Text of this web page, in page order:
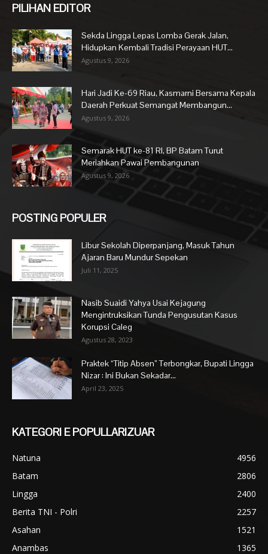
PILIHAN EDITOR
Sekda Lingga Lepas Lomba Gerak Jalan,
Hidupkan Kembali Tradisi Perayaan HUT...
Agustus 9, 2026
Hari Jadi Ke-69 Riau, Kasmarni Bersama Kepala
Daerah Perkuat Semangat Membangun...
Agustus 9, 2026
Semarak HUT ke-81 RI, BP Batam Turut
Meriahkan Pawai Pembangunan
Agustus 9, 2026
POSTING POPULER
Libur Sekolah Diperpanjang, Masuk Tahun
Ajaran Baru Mundur Sepekan
Juli 11, 2025
Nasib Suaidi Yahya Usai Kejagung
Mengintruksikan Tunda Pengusutan Kasus
Korupsi Caleg
Agustus 28, 2023
Praktek “Titip Absen” Terbongkar, Bupati Lingga
Nizar : Ini Bukan Sekadar...
April 23, 2025
KATEGORI E POPULLARIZUAR
Natuna
4956
Batam
2806
Lingga
2400
Berita TNI - Polri
2257
Asahan
1521
Anambas
1365